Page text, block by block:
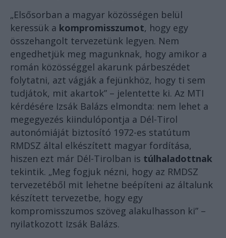
„Elsősorban a magyar közösségen belül
keressük a kompromisszumot, hogy egy
összehangolt tervezetünk legyen. Nem
engedhetjük meg magunknak, hogy amikor a
román közösséggel akarunk párbeszédet
folytatni, azt vágják a fejünkhöz, hogy ti sem
tudjátok, mit akartok” – jelentette ki. Az MTI
kérdésére Izsák Balázs elmondta: nem lehet a
megegyezés kiindulópontja a Dél-Tirol
autonómiáját biztosító 1972-es statútum
RMDSZ által elkészített magyar fordítása,
hiszen ezt már Dél-Tirolban is túlhaladottnak
tekintik. „Meg fogjuk nézni, hogy az RMDSZ
tervezetéből mit lehetne beépíteni az általunk
készített tervezetbe, hogy egy
kompromisszumos szöveg alakulhasson ki” –
nyilatkozott Izsák Balázs.